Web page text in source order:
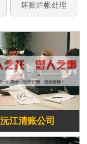
坏账烂帐处理
沅江清账公司